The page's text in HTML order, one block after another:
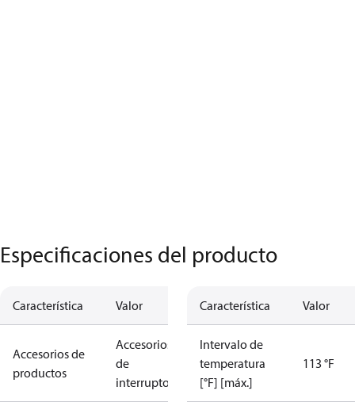
Especificaciones del producto
Característica Valor
Accesorios de
productos
Accesorios
de
interruptores
Característica Valor
Intervalo de
temperatura
[°F] [máx.]
113 °F